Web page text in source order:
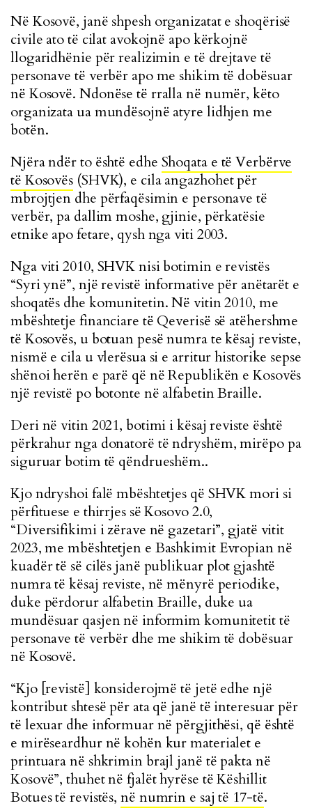
Në Kosovë, janë shpesh organizatat e shoqërisë
civile ato të cilat avokojnë apo kërkojnë
llogaridhënie për realizimin e të drejtave të
personave të verbër apo me shikim të dobësuar
në Kosovë. Ndonëse të rralla në numër, këto
organizata ua mundësojnë atyre lidhjen me
botën.
Njëra ndër to është edhe Shoqata e të Verbërve
të Kosovës (SHVK), e cila angazhohet për
mbrojtjen dhe përfaqësimin e personave të
verbër, pa dallim moshe, gjinie, përkatësie
etnike apo fetare, qysh nga viti 2003.
Nga viti 2010, SHVK nisi botimin e revistës
“Syri ynë”, një revistë informative për anëtarët e
shoqatës dhe komunitetin. Në vitin 2010, me
mbështetje financiare të Qeverisë së atëhershme
të Kosovës, u botuan pesë numra te kësaj reviste,
nismë e cila u vlerësua si e arritur historike sepse
shënoi herën e parë që në Republikën e Kosovës
një revistë po botonte në alfabetin Braille.
Deri në vitin 2021, botimi i kësaj reviste është
përkrahur nga donatorë të ndryshëm, mirëpo pa
siguruar botim të qëndrueshëm..
Kjo ndryshoi falë mbështetjes që SHVK mori si
përfituese e thirrjes së Kosovo 2.0,
“Diversifikimi i zërave në gazetari”, gjatë vitit
2023, me mbështetjen e Bashkimit Evropian në
kuadër të së cilës janë publikuar plot gjashtë
numra të kësaj reviste, në mënyrë periodike,
duke përdorur alfabetin Braille, duke ua
mundësuar qasjen në informim komunitetit të
personave të verbër dhe me shikim të dobësuar
në Kosovë.
“Kjo [revistë] konsiderojmë të jetë edhe një
kontribut shtesë për ata që janë të interesuar për
të lexuar dhe informuar në përgjithësi, që është
e mirëseardhur në kohën kur materialet e
printuara në shkrimin brajl janë të pakta në
Kosovë”, thuhet në fjalët hyrëse të Këshillit
Botues të revistës, në numrin e saj të 17-të.